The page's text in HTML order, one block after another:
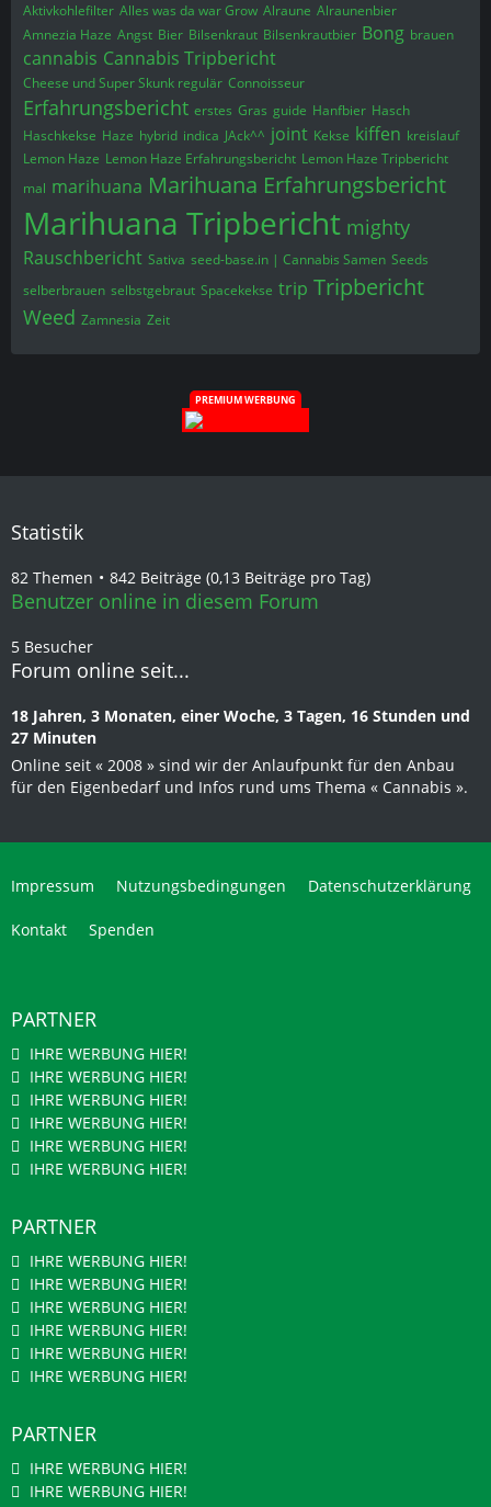
Aktivkohlefilter Alles was da war Grow Alraune Alraunenbier
Amnezia Haze Angst Bier Bilsenkraut Bilsenkrautbier Bong brauen
cannabis Cannabis Tripbericht
Cheese und Super Skunk regulär Connoisseur
Erfahrungsbericht erstes Gras guide Hanfbier Hasch
Haschkekse Haze hybrid indica JAck^^ joint Kekse kiffen kreislauf
Lemon Haze Lemon Haze Erfahrungsbericht Lemon Haze Tripbericht
mal marihuana Marihuana Erfahrungsbericht
Marihuana Tripbericht mighty
Rauschbericht Sativa seed-base.in | Cannabis Samen Seeds
selberbrauen selbstgebraut Spacekekse trip Tripbericht
Weed Zamnesia Zeit
PREMIUM WERBUNG
Statistik
82 Themen 842 Beiträge (0,13 Beiträge pro Tag)
Benutzer online in diesem Forum
5 Besucher
Forum online seit...
18 Jahren, 3 Monaten, einer Woche, 3 Tagen, 16 Stunden und
27 Minuten
Online seit « 2008 » sind wir der Anlaufpunkt für den Anbau
für den Eigenbedarf und Infos rund ums Thema « Cannabis ».
Impressum Nutzungsbedingungen Datenschutzerklärung
Kontakt Spenden
PARTNER
IHRE WERBUNG HIER!
IHRE WERBUNG HIER!
IHRE WERBUNG HIER!
IHRE WERBUNG HIER!
IHRE WERBUNG HIER!
IHRE WERBUNG HIER!
PARTNER
IHRE WERBUNG HIER!
IHRE WERBUNG HIER!
IHRE WERBUNG HIER!
IHRE WERBUNG HIER!
IHRE WERBUNG HIER!
IHRE WERBUNG HIER!
PARTNER
IHRE WERBUNG HIER!
IHRE WERBUNG HIER!